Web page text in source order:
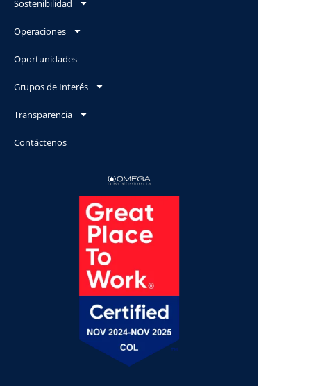
Sostenibilidad
Operaciones
Oportunidades
Grupos de Interés
Transparencia
Contáctenos